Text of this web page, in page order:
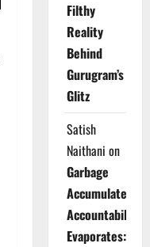
Filthy
Reality
Behind
Gurugram’s
Glitz
Satish
Naithani on
Garbage
Accumulates,
Accountability
Evaporates: